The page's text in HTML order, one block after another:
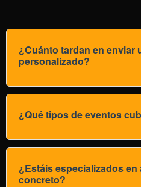
¿Cuánto tardan en enviar
personalizado?
¿Qué tipos de eventos
¿Estáis especializados en
concreto?